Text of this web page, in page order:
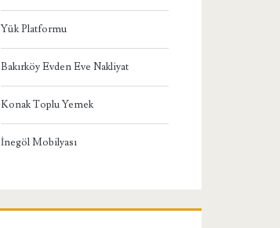
Yük Platformu
Bakırköy Evden Eve Nakliyat
Konak Toplu Yemek
İnegöl Mobilyası